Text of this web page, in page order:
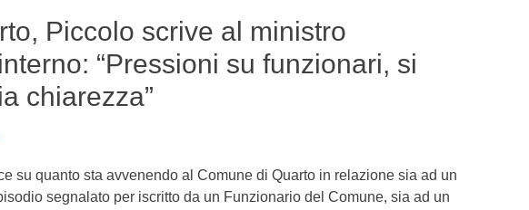
Piccolo scrive al ministro
“Pressioni su funzionari, si
chiarezza”
su quanto sta avvenendo al Comune di Quarto in relazione sia ad un
segnalato per iscritto da un Funzionario del Comune, sia ad un